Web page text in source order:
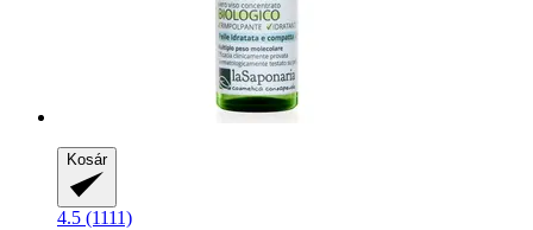
Kosár
4.5 (1111)